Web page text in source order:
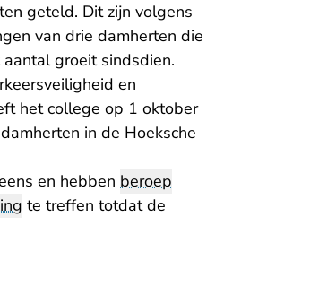
geteld. Dit zijn volgens
van drie damherten die
groeit sindsdien.
en
het college op 1 oktober
in de Hoeksche
en hebben beroep
te treffen totdat de